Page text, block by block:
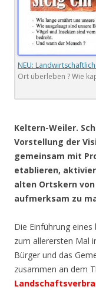
NEU:
Ort überleben ? Wie
Keltern-Weiler.
Vorstellung der
gemeinsam mit
etablieren,
alten Ortskern
aufmerksam zu
Die Einführung
zum allerersten Mal
Bürger und das
zusammen an dem